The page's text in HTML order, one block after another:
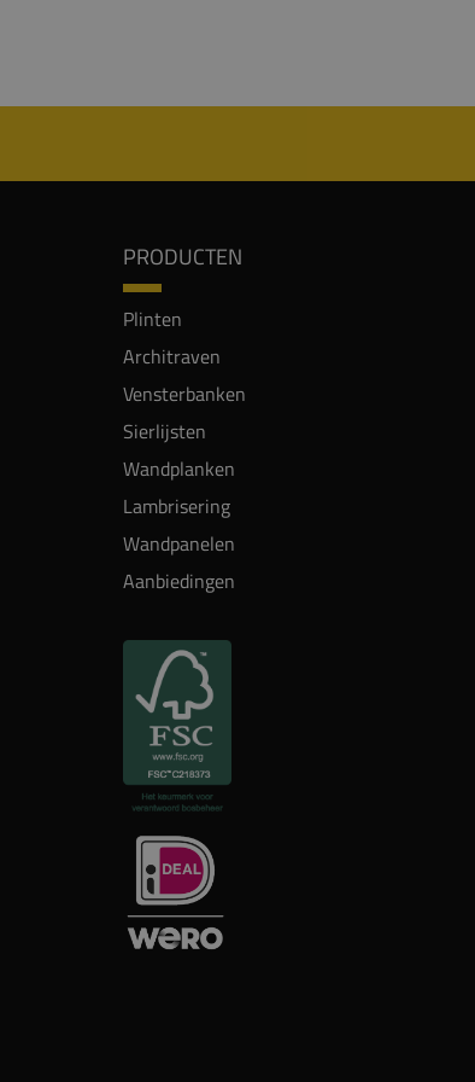
PRODUCTEN
Plinten
Architraven
Vensterbanken
Sierlijsten
Wandplanken
Lambrisering
Wandpanelen
Aanbiedingen